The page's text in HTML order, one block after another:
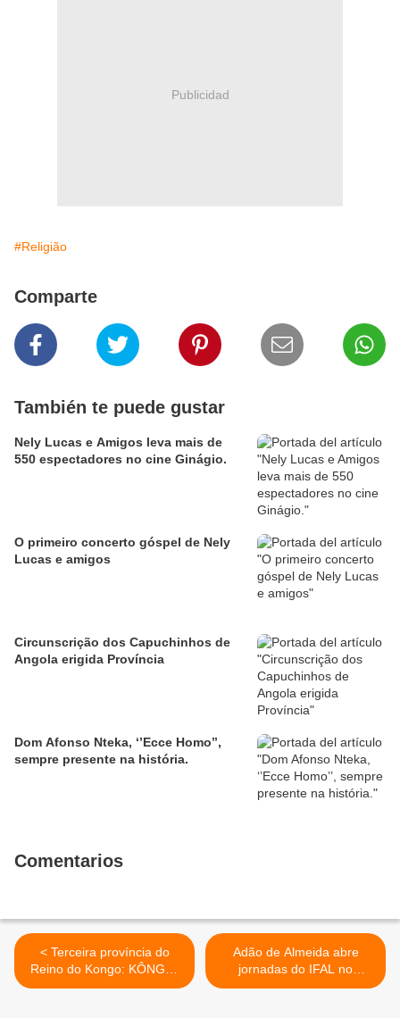
Publicidad
#Religião
Comparte
También te puede gustar
Nely Lucas e Amigos leva mais de
550 espectadores no cine Ginágio.
O primeiro concerto góspel de Nely
Lucas e amigos
Circunscrição dos Capuchinhos de
Angola erigida Província
Dom Afonso Nteka, ‘’Ecce Homo’’,
sempre presente na história.
Comentarios
< Terceira província do
Reino do Kongo: KÔNGO-
DYA-MPÂNZU OU
Adão de Almeida abre
jornadas do IFAL no
município da Damba >